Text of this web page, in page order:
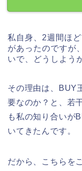
私自身、2週間ほ
があったのですが
いで、どうしよう
その理由は、BUY
要なのか？と、若
も私の知り合いが
いてきたんです。
だから、こちらを